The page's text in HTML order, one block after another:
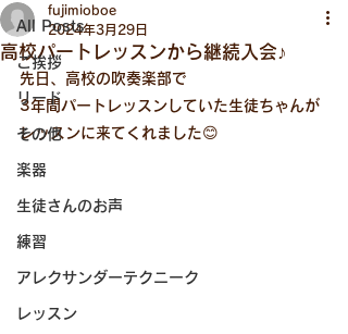
All Posts
ご挨拶
リード
その他
楽器
生徒さんのお声
練習
アレクサンダーテクニーク
レッスン
高校パートレッスンから継続入会♪
fujimioboe
2024年3月29日
先日、高校の吹奏楽部で
3年間パートレッスンしていた生徒ちゃんが
レッスンに来てくれました😊